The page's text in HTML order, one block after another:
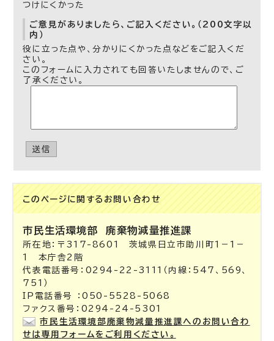
つけにくかった
ご意見がありましたら、ご記入ください。（200文字以
内）
役に立った点や、分かりにくかった点などをご記入くだ
さい。
このフォームに入力されても回答いたしませんので、ご
了承ください。
送信
このページに関する お問い合わせ
市民生活環境部廃棄物減量推進課
所在地：〒317-8601 茨城県日立市助川町1－1－
1 本庁舎2階
代表電話番号：0294-22-3111（内線：547、569、
751）
IP電話番号 ：050-5528-5068
ファクス番号：0294-24-5301
市民生活環境部廃棄物減量推進課へのお問い合わ
せは専用フォームをご利用ください。